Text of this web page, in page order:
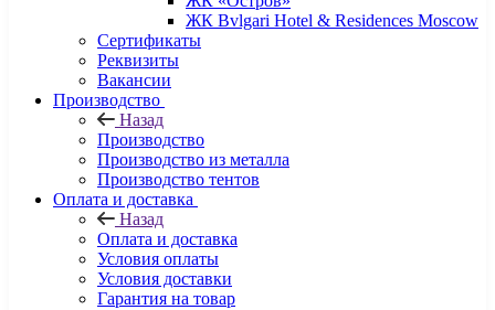
ЖК Bvlgari Hotel & Residences Moscow
Сертификаты
Реквизиты
Вакансии
Производство
Назад
Производство
Производство из металла
Производство тентов
Оплата и доставка
Назад
Оплата и доставка
Условия оплаты
Условия доставки
Гарантия на товар